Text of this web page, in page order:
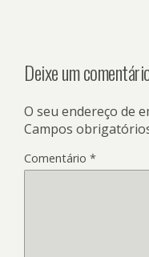
Deixe um
O seu endereço de
Campos
Comentário *